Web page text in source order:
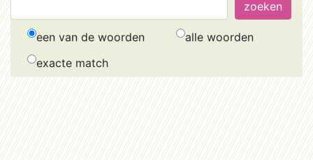
een van de woorden
alle woorden
exacte match